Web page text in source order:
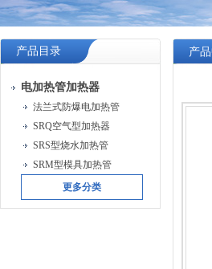
产品目录
电加热管加热器
法兰式防爆电加热管
SRQ空气型加热器
SRS型烧水加热管
SRM型模具加热管
更多分类
产